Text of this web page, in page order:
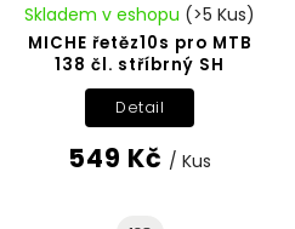
MICHE řetěz10s pro MTB
138 čl. stříbrný SH
Skladem v eshopu (>5 Kus)
549 Kč / Kus
Detail